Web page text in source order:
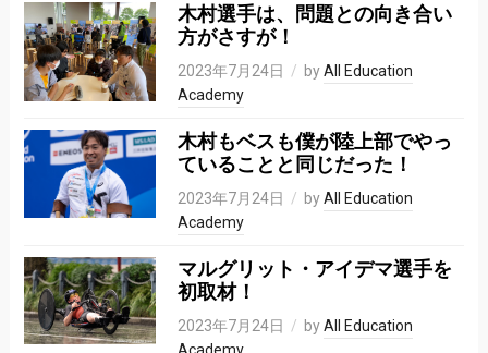
木村選手は、問題との向き合い
方がさすが！
2023年7月24日 byAll Education
Academy
木村もベスも僕が陸上部でやっ
ていることと同じだった！
2023年7月24日 byAll Education
Academy
マルグリット・アイデマ選手を
初取材！
2023年7月24日 byAll Education
Academy